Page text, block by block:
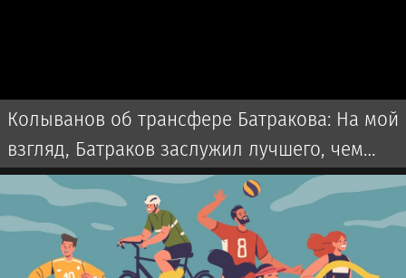
Колыванов об трансфере Батракова: На мой
взгляд, Батраков заслужил лучшего, чем
чемпионат Турции